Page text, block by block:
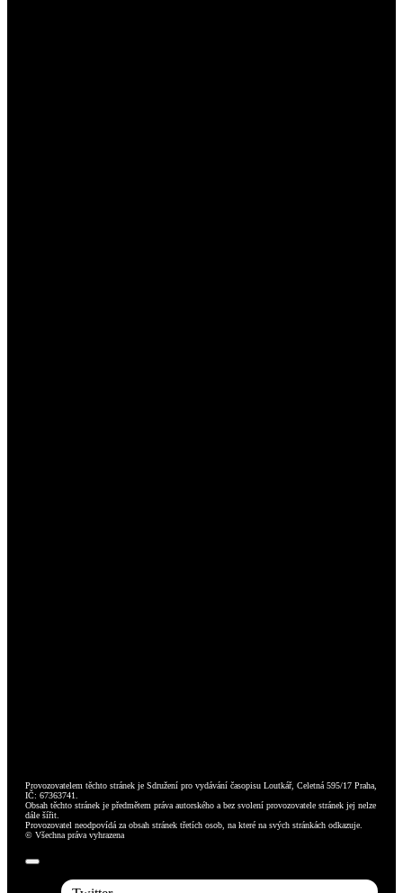
Provozovatelem těchto stránek je Sdružení pro vydávání časopisu Loutkář, Celetná 595/17 Praha,
IČ: 67363741.
Obsah těchto stránek je předmětem práva autorského a bez svolení provozovatele stránek jej nelze
dále šířit.
Provozovatel neodpovídá za obsah stránek třetích osob, na které na svých stránkách odkazuje.
© Všechna práva vyhrazena
Toggle
Navigation